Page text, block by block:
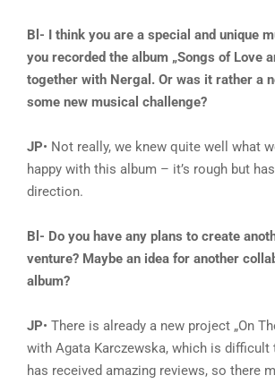
Bl- I think you are a special and unique
you recorded the album „Songs of Love
together with Nergal. Or was it rather a
some new musical challenge?
JP• Not really, we knew quite well what
happy with this album – it’s rough but
direction.
Bl- Do you have any plans to create
venture? Maybe an idea for another
album?
JP• There is already a new project „On
with Agata Karczewska, which is difficult
has received amazing reviews, so there